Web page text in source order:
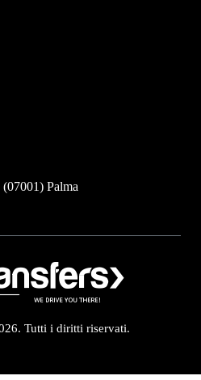
Palma
Tutti i diritti riservati.